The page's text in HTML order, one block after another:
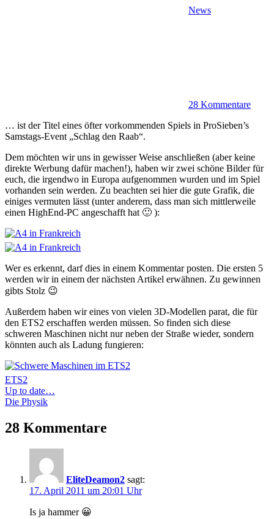
News
28 Kommentare
… ist der Titel eines öfter vorkommenden Spiels in ProSieben’s
Samstags-Event „Schlag den Raab“.
Dem möchten wir uns in gewisser Weise anschließen (aber keine
direkte Werbung dafür machen!), haben wir zwei schöne Bilder für
euch, die irgendwo in Europa aufgenommen wurden und im Spiel
vorhanden sein werden. Zu beachten sei hier die gute Grafik, die
einiges vermuten lässt (unter anderem, dass man sich mittlerweile
einen HighEnd-PC angeschafft hat 🙂 ):
Wer es erkennt, darf dies in einem Kommentar posten. Die ersten 5
werden wir in einem der nächsten Artikel erwähnen. Zu gewinnen
gibts Stolz 😉
Außerdem haben wir eines von vielen 3D-Modellen parat, die für
den ETS2 erschaffen werden müssen. So finden sich diese
schweren Maschinen nicht nur neben der Straße wieder, sondern
könnten auch als Ladung fungieren:
ETS2
Beitrags-
Navigation
Vorheriger
Beitrag:
Up to date…
Nächster
Die Physik
28 Kommentare
EliteDeamon2 sagt:
17. April 2011 um 20:01 Uhr
Is ja hammer 😀